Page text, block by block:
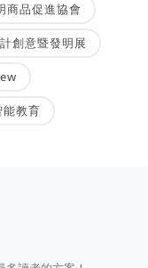
商品促進協會
創意暨發明展
教育